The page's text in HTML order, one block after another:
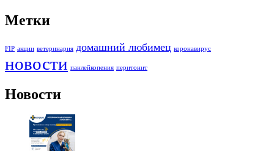
Метки
FIP акции ветеринария домашний любимец коронавирус
новости панлейкопения перитонит
Новости